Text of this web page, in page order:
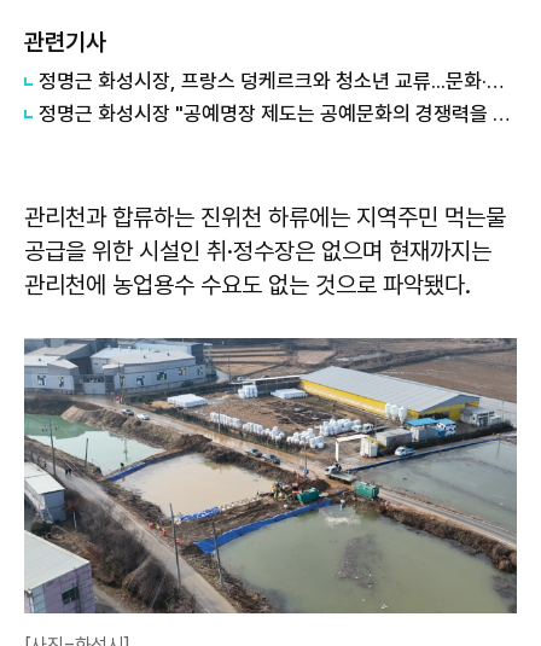
관련기사
정명근 화성시장, 프랑스 덩케르크와 청소년 교류...문화·교육 협력 확대
정명근 화성시장 "공예명장 제도는 공예문화의 경쟁력을 높이는 기반"
관리천과 합류하는 진위천 하류에는 지역주민 먹는물
공급을 위한 시설인 취·정수장은 없으며 현재까지는
관리천에 농업용수 수요도 없는 것으로 파악됐다.